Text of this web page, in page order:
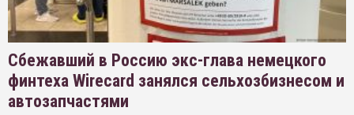
Сбежавший в Россию экс-глава немецкого
финтеха Wirecard занялся сельхозбизнесом и
автозапчастями